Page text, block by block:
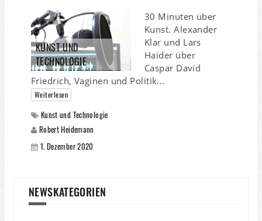
KUNST UND
TECHNOLOGIE
30 Minuten über
Kunst. Alexander
Klar und Lars
Haider über
Caspar David
Friedrich, Vaginen und Politik...
Weiterlesen
Kunst und Technologie
Robert Heidemann
1. Dezember 2020
NEWSKATEGORIEN